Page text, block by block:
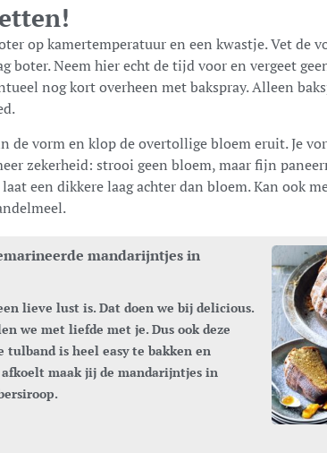
op kamertemperatuur en een kwastje. Vet de
boter. Neem hier echt de tijd voor en vergeet
nog kort overheen met bakspray. Alleen
de vorm en klop de overtollige bloem eruit. Je
zekerheid: strooi geen bloem, maar fijn
een dikkere laag achter dan bloem. Kan ook
mandarijntjes in
we met liefde met je. Dus ook deze
tulband is heel easy te bakken en
maak jij de mandarijntjes in